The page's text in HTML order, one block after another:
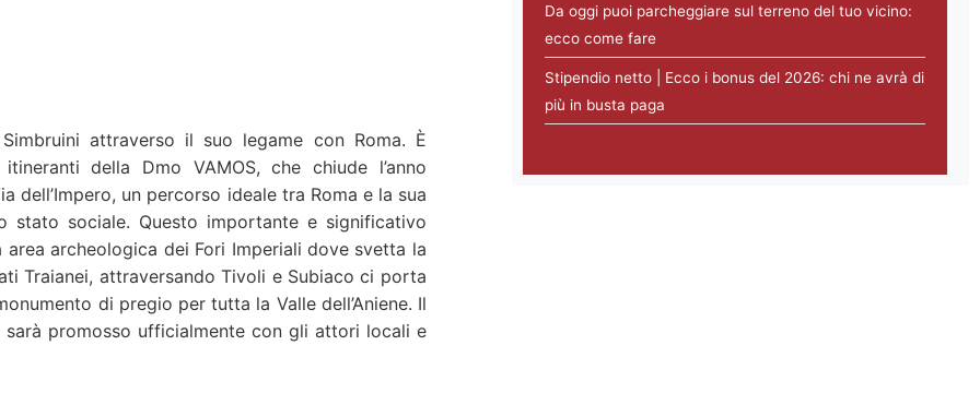
attraverso il suo legame con Roma. È
della Dmo VAMOS, che chiude l’anno
dell’Impero, un percorso ideale tra Roma e la sua
stato sociale. Questo importante e significativo
archeologica dei Fori Imperiali dove svetta la
Traianei, attraversando Tivoli e Subiaco ci porta
di pregio per tutta la Valle dell’Aniene. Il
sarà promosso ufficialmente con gli attori locali e
Da oggi puoi parcheggiare sul terreno del tuo vicino:
ecco come fare
Stipendio netto | Ecco i bonus del 2026: chi ne avrà di
più in busta paga